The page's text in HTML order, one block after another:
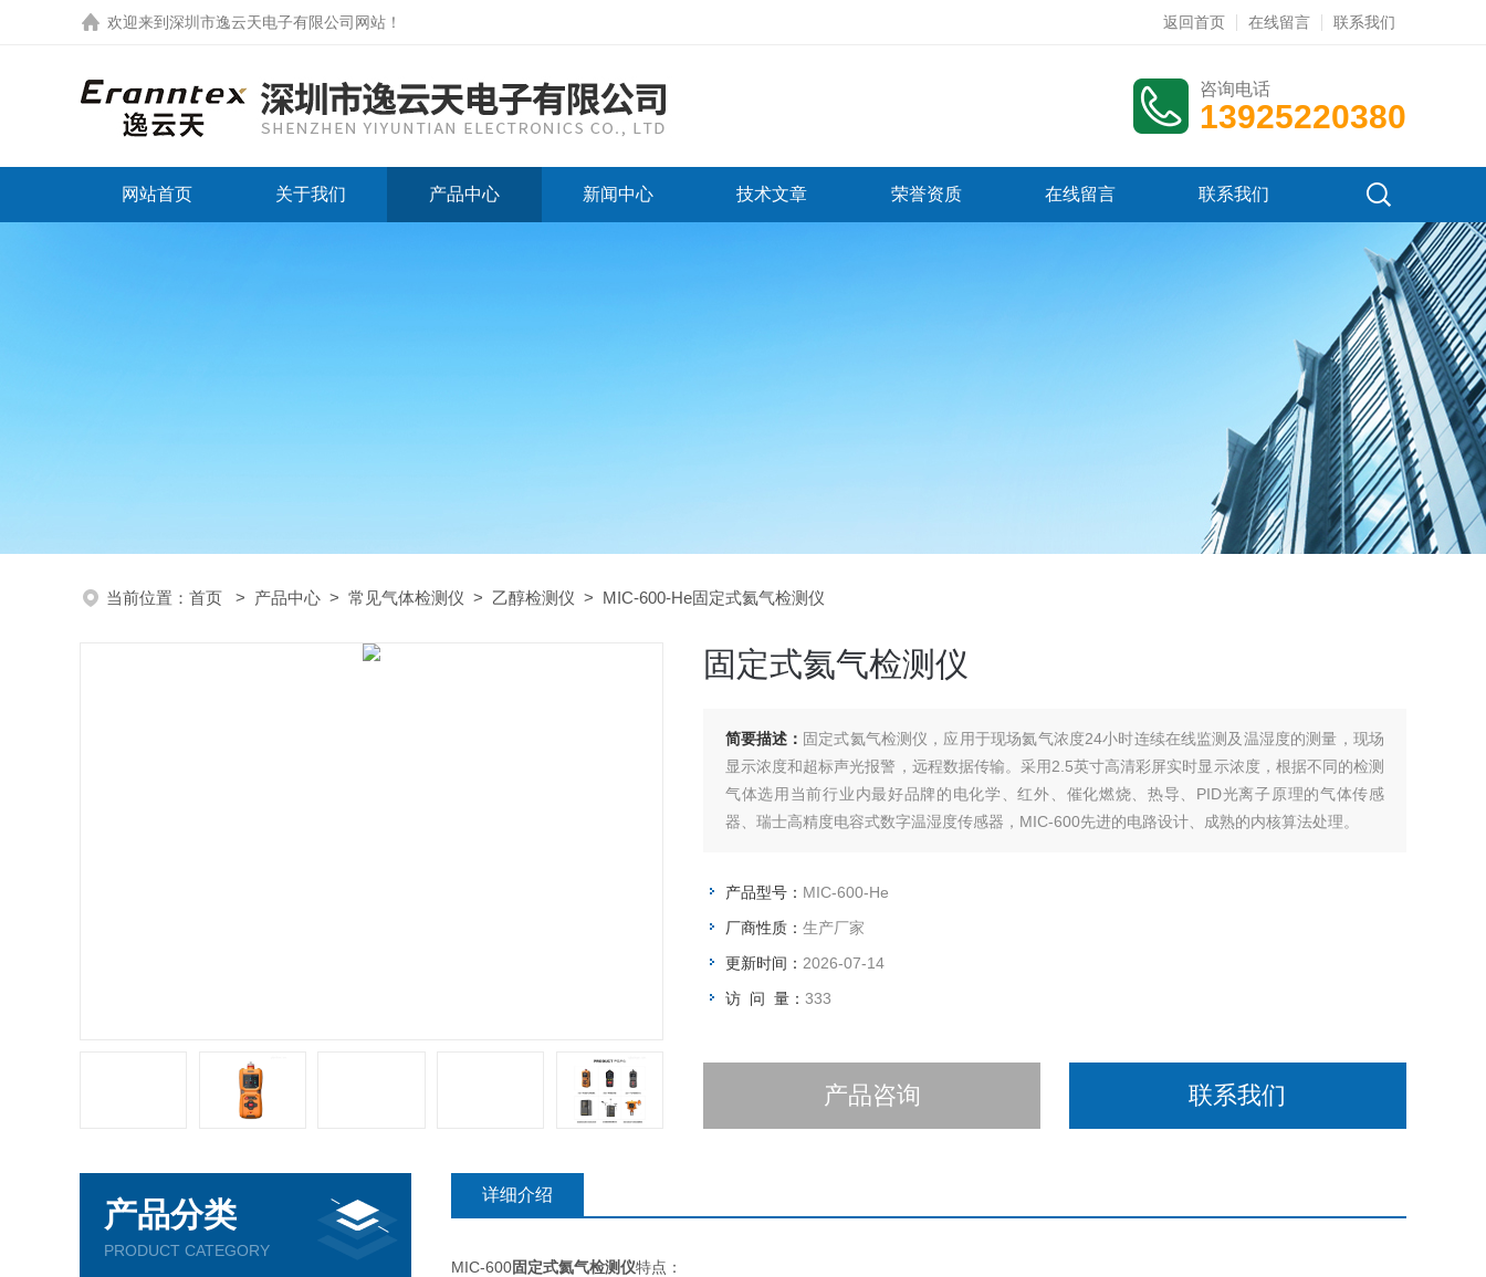
欢迎来到 深圳市逸云天电子有限公司网站 ！ 返回首页 在线留言 联系我们
咨询电话
13925220380
网站首页 关于我们 产品中心 新闻中心 技术文章 荣誉资质 在线留言 联系我们
当前位置： 首页 > 产品中心 > 常见气体检测仪 > 乙醇检测仪 > MIC-600-He固定式氦气检测仪
固定式氦气检测仪
简要描述： 固定式氦气检测仪，应用于现场氦气浓度24小时连续在线监测及温湿度的测量，现场
显示浓度和超标声光报警，远程数据传输。采用2.5英寸高清彩屏实时显示浓度，根据不同的检测
气体选用当前行业内最好品牌的电化学、红外、催化燃烧、热导、PID光离子原理的气体传感
器、瑞士高精度电容式数字温湿度传感器，MIC-600先进的电路设计、成熟的内核算法处理。
产品型号： MIC-600-He
厂商性质： 生产厂家
更新时间： 2026-07-14
访 问 量： 333
产品咨询 联系我们
产品分类
PRODUCT CATEGORY
详细介绍
MIC-600固定式氦气检测仪特点：